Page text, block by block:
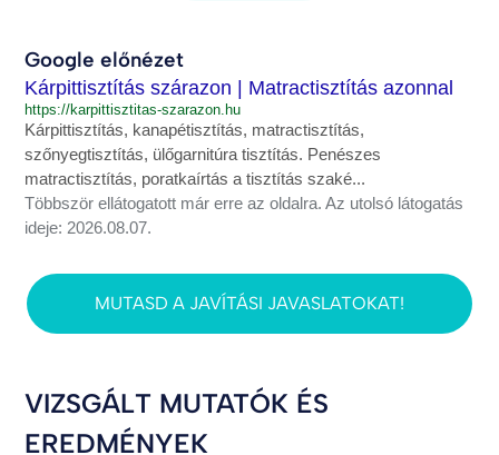
Google előnézet
Kárpittisztítás szárazon | Matractisztítás azonnal
https://karpittisztitas-szarazon.hu
Kárpittisztítás, kanapétisztítás, matractisztítás,
szőnyegtisztítás, ülőgarnitúra tisztítás. Penészes
matractisztítás, poratkaírtás a tisztítás szaké...
Többször ellátogatott már erre az oldalra. Az utolsó látogatás
ideje: 2026.08.07.
MUTASD A JAVÍTÁSI JAVASLATOKAT!
VIZSGÁLT MUTATÓK ÉS
EREDMÉNYEK